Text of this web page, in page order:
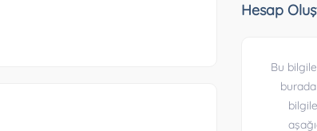
Hesap
Bu